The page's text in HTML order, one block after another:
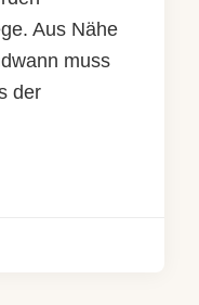
Aus Nähe
muss
der